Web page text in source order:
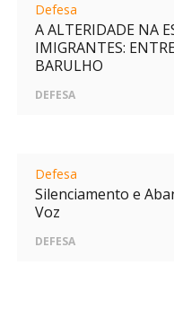
Defesa
A ALTERIDADE NA
IMIGRANTES:
BARULHO
DEFESA
Defesa
Silenciamento e
Voz
DEFESA